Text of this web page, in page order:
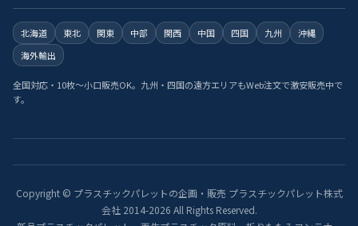
北海道 東北 関東 中部 関西 中国 四国 九州
沖縄
海外輸出
全国対応・10枚〜小口販売OK。九州・四国の遠方エリアもWeb注文で激安販売中で
す。
Copyright © プラスチックパレットの企画・販売 プラスチックパレット株式
会社 2014-2026 All Rights Reserved.